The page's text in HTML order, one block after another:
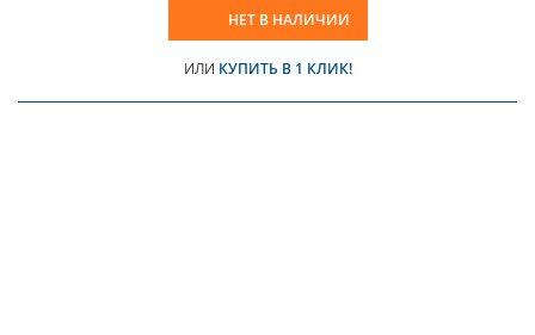
НЕТ В НАЛИЧИИ
ИЛИ КУПИТЬ В 1 КЛИК!